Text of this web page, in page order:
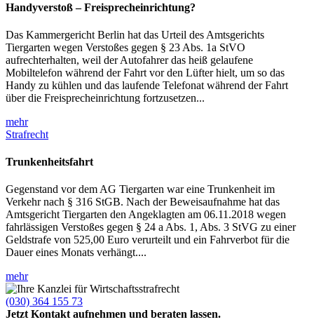
Handyverstoß – Freisprecheinrichtung?
Das Kammergericht Berlin hat das Urteil des Amtsgerichts
Tiergarten wegen Verstoßes gegen § 23 Abs. 1a StVO
aufrechterhalten, weil der Autofahrer das heiß gelaufene
Mobiltelefon während der Fahrt vor den Lüfter hielt, um so das
Handy zu kühlen und das laufende Telefonat während der Fahrt
über die Freisprecheinrichtung fortzusetzen...
mehr
Strafrecht
Trunkenheitsfahrt
Gegenstand vor dem AG Tiergarten war eine Trunkenheit im
Verkehr nach § 316 StGB. Nach der Beweisaufnahme hat das
Amtsgericht Tiergarten den Angeklagten am 06.11.2018 wegen
fahrlässigen Verstoßes gegen § 24 a Abs. 1, Abs. 3 StVG zu einer
Geldstrafe von 525,00 Euro verurteilt und ein Fahrverbot für die
Dauer eines Monats verhängt....
mehr
(030) 364 155 73
Jetzt Kontakt aufnehmen und beraten lassen.